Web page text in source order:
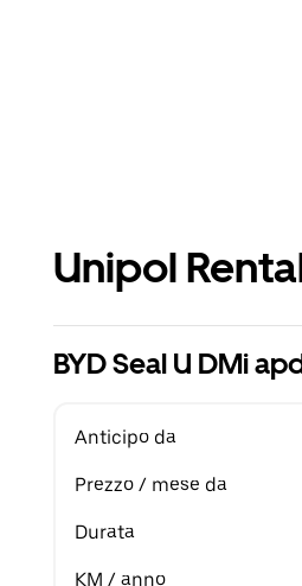
Unipol
BYD Seal U DMi
Anticipo da
Prezzo / mese da
Durata
KM / anno